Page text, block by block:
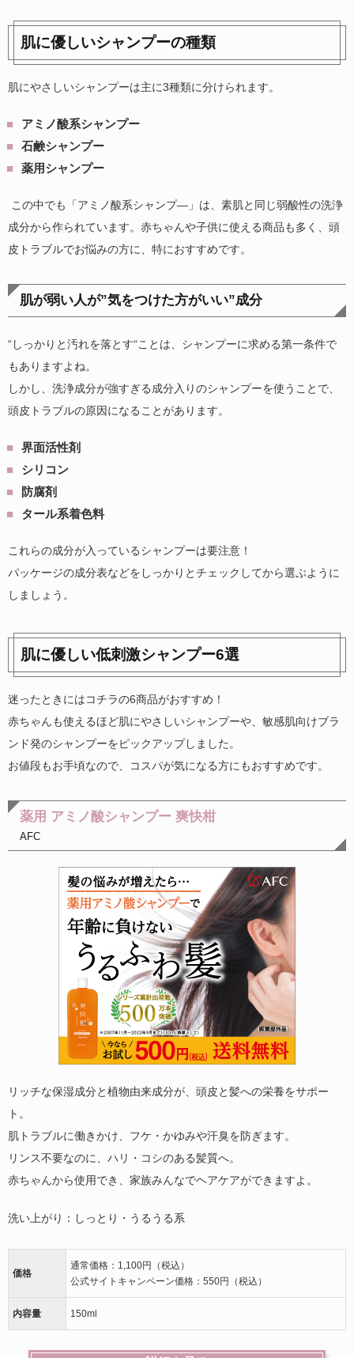
肌に優しいシャンプーの種類
肌にやさしいシャンプーは主に3種類に分けられます。
アミノ酸系シャンプー
石鹸シャンプー
薬用シャンプー
この中でも「アミノ酸系シャンプ―」は、素肌と同じ弱酸性の洗浄
成分から作られています。赤ちゃんや子供に使える商品も多く、頭
皮トラブルでお悩みの方に、特におすすめです。
肌が弱い人が”気をつけた方がいい”成分
“しっかりと汚れを落とす“ことは、シャンプーに求める第一条件で
もありますよね。
しかし、洗浄成分が強すぎる成分入りのシャンプーを使うことで、
頭皮トラブルの原因になることがあります。
界面活性剤
シリコン
防腐剤
タール系着色料
これらの成分が入っているシャンプーは要注意！
パッケージの成分表などをしっかりとチェックしてから選ぶように
しましょう。
肌に優しい低刺激シャンプー6選
迷ったときにはコチラの6商品がおすすめ！
赤ちゃんも使えるほど肌にやさしいシャンプーや、敏感肌向けブラ
ンド発のシャンプーをピックアップしました。
お値段もお手頃なので、コスパが気になる方にもおすすめです。
薬用 アミノ酸シャンプー 爽快柑
AFC
リッチな保湿成分と植物由来成分が、頭皮と髪への栄養をサポー
ト。
肌トラブルに働きかけ、フケ・かゆみや汗臭を防ぎます。
リンス不要なのに、ハリ・コシのある髪質へ。
赤ちゃんから使用でき、家族みんなでヘアケアができますよ。
洗い上がり： しっとり・うるうる系
価格
通常価格：1,100円（税込）
公式サイトキャンペーン価格：550円（税込）
内容量 150ml